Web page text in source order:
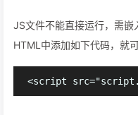
JS文件不能直接运行，需
HTML中添加如下代码，就